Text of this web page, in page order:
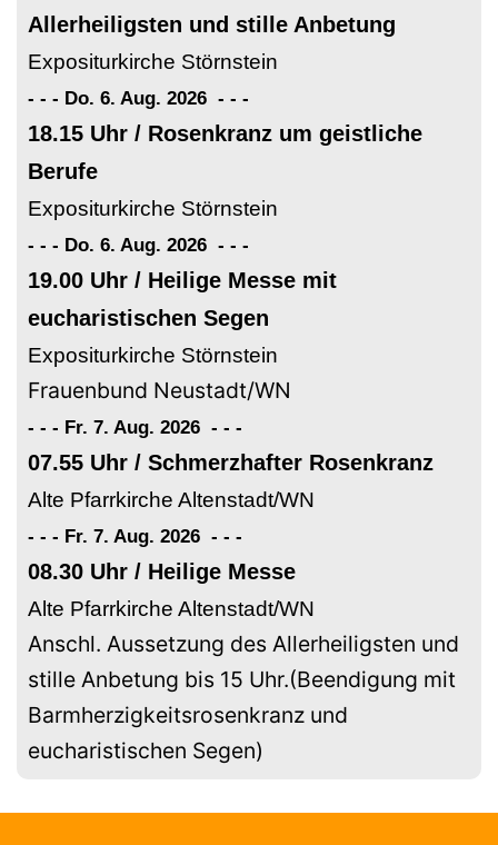
Allerheiligsten und stille Anbetung
Expositurkirche Störnstein
- - - Do. 6. Aug. 2026 - - -
18.15 Uhr / Rosenkranz um geistliche
Berufe
Expositurkirche Störnstein
- - - Do. 6. Aug. 2026 - - -
19.00 Uhr / Heilige Messe mit
eucharistischen Segen
Expositurkirche Störnstein
Frauenbund Neustadt/WN
- - - Fr. 7. Aug. 2026 - - -
07.55 Uhr / Schmerzhafter Rosenkranz
Alte Pfarrkirche Altenstadt/WN
- - - Fr. 7. Aug. 2026 - - -
08.30 Uhr / Heilige Messe
Alte Pfarrkirche Altenstadt/WN
Anschl. Aussetzung des Allerheiligsten und
stille Anbetung bis 15 Uhr.(Beendigung mit
Barmherzigkeitsrosenkranz und
eucharistischen Segen)